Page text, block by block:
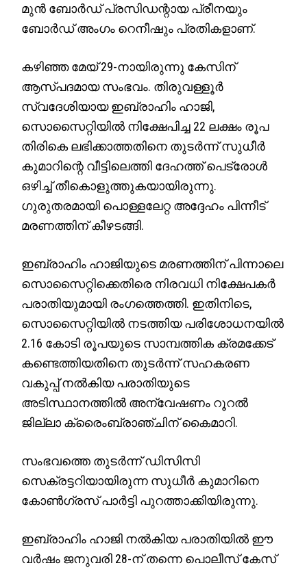
മുൻ ബോർഡ് പ്രസിഡന്റായ പ്രീനയും
ബോർഡ് അംഗം റെനീഷും പ്രതികളാണ്.
കഴിഞ്ഞ മേയ് 29-നായിരുന്നു കേസിന്
ആസ്പദമായ സംഭവം. തിരുവള്ളൂർ
സ്വദേശിയായ ഇബ്രാഹിം ഹാജി,
സൊസൈറ്റിയിൽ നിക്ഷേപിച്ച 22 ലക്ഷം രൂപ
തിരികെ ലഭിക്കാത്തതിനെ തുടർന്ന് സുധീർ
കുമാറിന്റെ വീട്ടിലെത്തി ദേഹത്ത് പെട്രോൾ
ഒഴിച്ച് തീകൊളുത്തുകയായിരുന്നു.
ഗുരുതരമായി പൊള്ളലേറ്റ അദ്ദേഹം പിന്നീട്
മരണത്തിന് കീഴടങ്ങി.
ഇബ്രാഹിം ഹാജിയുടെ മരണത്തിന് പിന്നാലെ
സൊസൈറ്റിക്കെതിരെ നിരവധി നിക്ഷേപകർ
പരാതിയുമായി രംഗത്തെത്തി. ഇതിനിടെ,
സൊസൈറ്റിയിൽ നടത്തിയ പരിശോധനയിൽ
2.16 കോടി രൂപയുടെ സാമ്പത്തിക ക്രമക്കേട്
കണ്ടെത്തിയതിനെ തുടർന്ന് സഹകരണ
വകുപ്പ് നൽകിയ പരാതിയുടെ
അടിസ്ഥാനത്തിൽ അന്വേഷണം റൂറൽ
ജില്ലാ ക്രൈംബ്രാഞ്ചിന് കൈമാറി.
സംഭവത്തെ തുടർന്ന് ഡിസിസി
സെക്രട്ടറിയായിരുന്ന സുധീർ കുമാറിനെ
കോൺഗ്രസ് പാർട്ടി പുറത്താക്കിയിരുന്നു.
ഇബ്രാഹിം ഹാജി നൽകിയ പരാതിയിൽ ഈ
വർഷം ജനുവരി 28-ന് തന്നെ പൊലീസ് കേസ്